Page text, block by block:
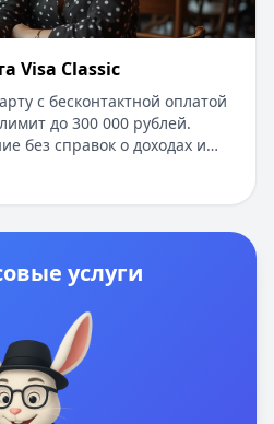
Visa Classic
с бесконтактной оплатой
до 300 000 рублей.
без справок о доходах и
клиентов - беспроцентный
и снятие наличных.
с доставкой на дом в
Минимальный пакет
услуги